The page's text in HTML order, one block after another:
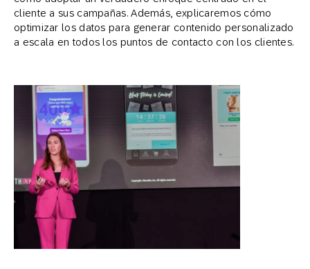
cliente a sus campañas. Además, explicaremos cómo
optimizar los datos para generar contenido personalizado
a escala en todos los puntos de contacto con los clientes.